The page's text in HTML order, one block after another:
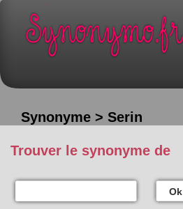
Synonyme > Serin
Trouver le synonyme de
Ok